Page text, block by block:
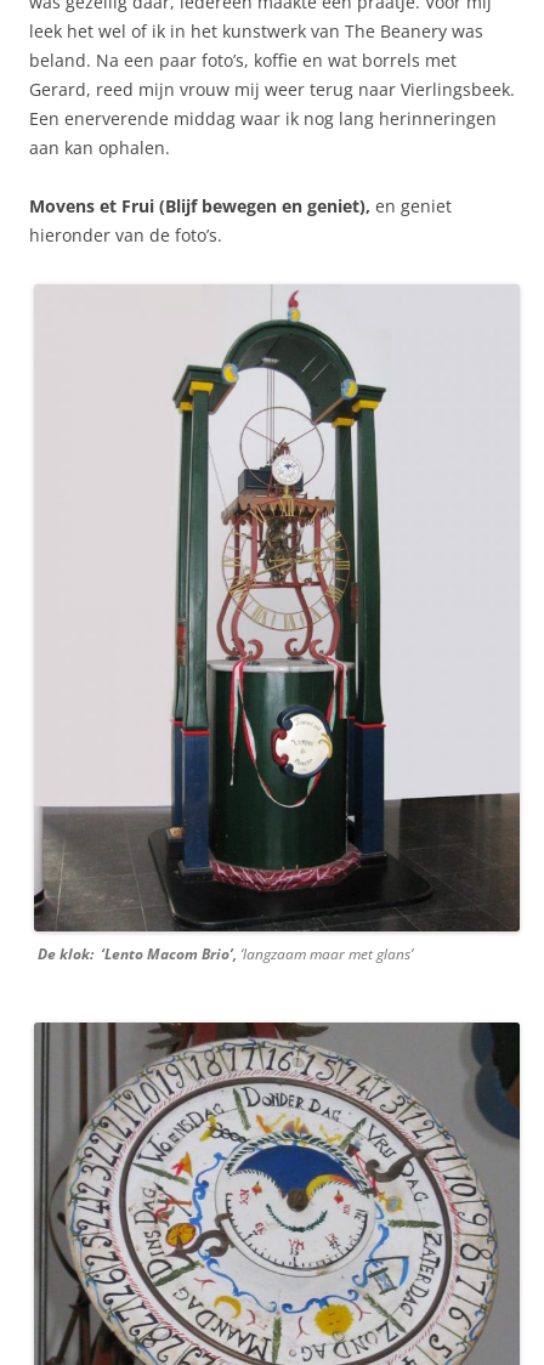
leek het wel of ik in het kunstwerk van The Beanery was
beland. Na een paar foto’s, koffie en wat borrels met
Gerard, reed mijn vrouw mij weer terug naar Vierlingsbeek.
Een enerverende middag waar ik nog lang herinneringen
aan kan ophalen.
Movens et Frui (Blijf bewegen en geniet), en geniet
hieronder van de foto’s.
De klok: ‘Lento Macom Brio’, ‘langzaam maar met glans’